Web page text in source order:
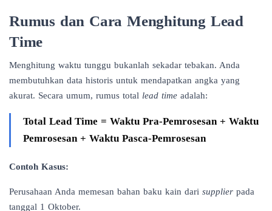
Rumus dan Cara Menghitung Lead
Time
Menghitung waktu tunggu bukanlah sekadar tebakan. Anda
membutuhkan data historis untuk mendapatkan angka yang
akurat. Secara umum, rumus total lead time adalah:
Total Lead Time = Waktu Pra-Pemrosesan + Waktu
Pemrosesan + Waktu Pasca-Pemrosesan
Contoh Kasus:
Perusahaan Anda memesan bahan baku kain dari supplier pada
tanggal 1 Oktober.